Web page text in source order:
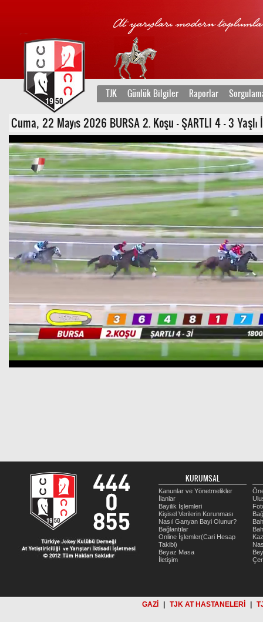
TJK Günlük Bilgiler Raporlar
Cuma, 22 Mayıs 2026 BURSA 2. Koşu - ŞARTLI 4 - 3
KURUMSAL
Kanunlar ve Yönetmelikler
İlanlar
Bayilik İşlemleri
Kişisel Verilerin Korunması
Nasıl Ganyan Bayi Olunur?
Bağlantılar
Online İşlemler(Cari Hesap
Takibi)
Beyaz Masa
İletişim
GAZİ TJK AT HASTANELERİ